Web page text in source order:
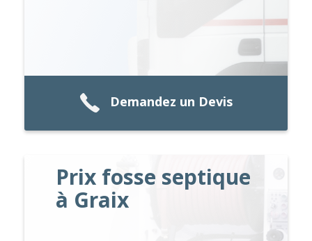
Demandez un Devis
Prix fosse septique
à Graix